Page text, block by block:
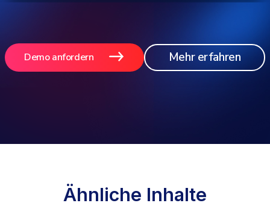
Demo anfordern Mehr erfahren
Ähnliche Inhalte